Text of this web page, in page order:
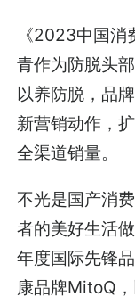
《2023中国
青作为防脱头
以养防脱，品
新营销动作，
全渠道销量。
不光是国产消
者的美好生活
年度国际先锋
康品牌MitoQ